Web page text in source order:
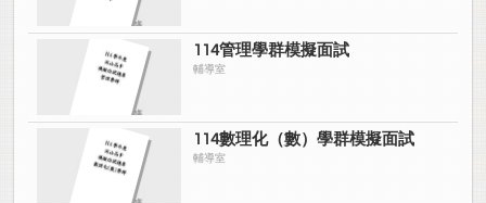
114管理學群模擬面試
輔導室
114數理化（數）學群模擬面試
輔導室